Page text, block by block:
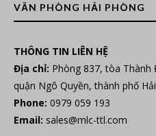
VĂN PHÒNG HẢI PHÒNG
THÔNG TIN LIÊN HỆ
Địa chỉ: Phòng 837, tòa Thành
quận Ngô Quyền, thành phố
Phone: 0979 059 193
Email: sales@mlc-ttl.com